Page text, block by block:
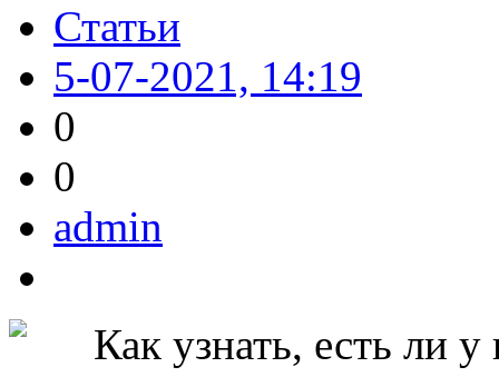
Статьи
5-07-2021, 14:19
0
0
admin